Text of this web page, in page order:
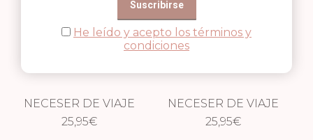
NECESER DE VIAJE
IMPERMEABLE
25,95€
NECESER DE VIAJE
IMPERMEABLE
25,95€
He leído y acepto los términos y
condiciones